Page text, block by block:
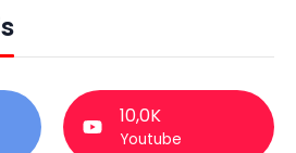
10,0K
Youtube